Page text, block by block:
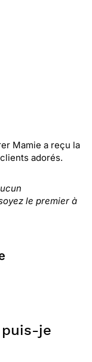
Mamie a reçu la
adorés.
le premier à
je